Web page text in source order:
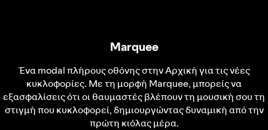
Marquee
Ένα modal πλήρους οθόνης στην Αρχική για τις νέες
κυκλοφορίες. Με τη μορφή Marquee, μπορείς να
εξασφαλίσεις ότι οι θαυμαστές βλέπουν τη μουσική σου τη
στιγμή που κυκλοφορεί, δημιουργώντας δυναμική από την
πρώτη κιόλας μέρα.